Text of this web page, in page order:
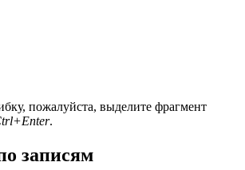
пожалуйста, выделите фрагмент
.
записям